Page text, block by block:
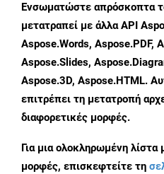
Ενσωματώστε απρόσκοπτα
μετατραπεί με άλλα API
Aspose.Words, Aspose.PDF,
Aspose.Slides,
Aspose.3D, Aspose.HTML.
επιτρέπει τη μετατροπή
διαφορετικές μορφές.
Για μια ολοκληρωμένη λίστα
μορφές, επισκεφτείτε τη